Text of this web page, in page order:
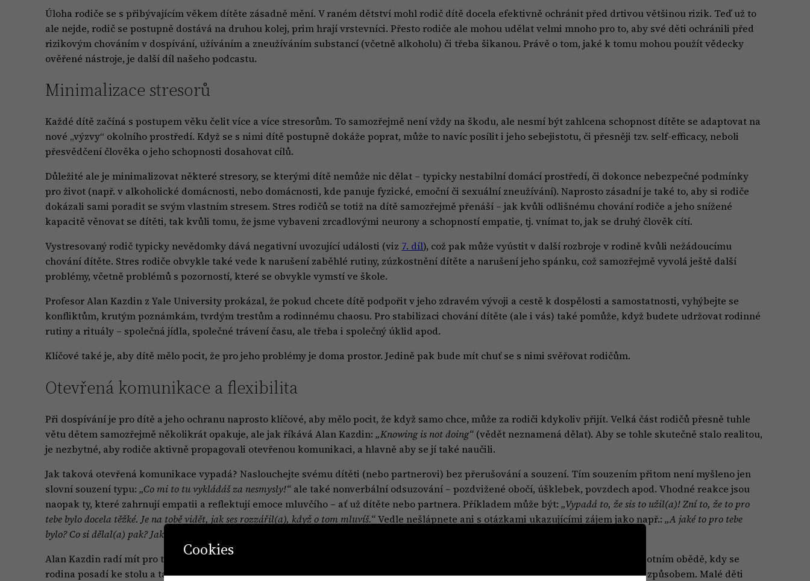
Úloha rodiče se s přibývajícím věkem dítěte zásadně mění. V raném dětství mohl rodič dítě docela efektivně ochránit před drtivou většinou rizik. Teď už to
ale nejde, rodič se postupně dostává na druhou kolej, prim hrají vrstevníci. Přesto rodiče ale mohou udělat velmi mnoho pro to, aby své děti ochránili před
rizikovým chováním v dospívání, užíváním a zneužíváním substancí (včetně alkoholu) či třeba šikanou. Právě o tom, jaké k tomu mohou použít vědecky
ověřené nástroje, je další díl našeho podcastu.
Minimalizace stresorů
Každé dítě začíná s postupem věku čelit více a více stresorům. To samozřejmě není vždy na škodu, ale nesmí být zahlcena schopnost dítěte se adaptovat na
nové „výzvy“ okolního prostředí. Když se s nimi dítě postupně dokáže poprat, může to navíc posílit i jeho sebejistotu, či přesněji tzv. self-efficacy, neboli
přesvědčení člověka o jeho schopnosti dosahovat cílů.
Důležité ale je minimalizovat některé stresory, se kterými dítě nemůže nic dělat – typicky nestabilní domácí prostředí, či dokonce nebezpečné podmínky
pro život (např. v alkoholické domácnosti, nebo domácnosti, kde panuje fyzické, emoční či sexuální zneužívání). Naprosto zásadní je také to, aby si rodiče
dokázali sami poradit se svým vlastním stresem. Stres rodičů se totiž na dítě samozřejmě přenáší – jak kvůli odlišnému chování rodiče a jeho snížené
kapacitě věnovat se dítěti, tak kvůli tomu, že jsme vybaveni zrcadlovými neurony a schopností empatie, tj. vnímat to, jak se druhý člověk cítí.
Vystresovaný rodič typicky nevědomky dává negativní uvozující události (viz 7. díl), což pak může vyústit v další rozbroje v rodině kvůli nežádoucímu
chování dítěte. Stres rodiče obvykle také vede k narušení zaběhlé rutiny, zúzkostnění dítěte a narušení jeho spánku, což samozřejmě vyvolá ještě další
problémy, včetně problémů s pozorností, které se obvykle vymstí ve škole.
Profesor Alan Kazdin z Yale University prokázal, že pokud chcete dítě podpořit v jeho zdravém vývoji a cestě k dospělosti a samostatnosti, vyhýbejte se
konfliktům, krutým poznámkám, tvrdým trestům a rodinnému chaosu. Pro stabilizaci chování dítěte (ale i vás) také pomůže, když budete udržovat rodinné
rutiny a rituály – společná jídla, společné trávení času, ale třeba i společný úklid apod.
Klíčové také je, aby dítě mělo pocit, že pro jeho problémy je doma prostor. Jedině pak bude mít chuť se s nimi svěřovat rodičům.
Otevřená komunikace a flexibilita
Při dospívání je pro dítě a jeho ochranu naprosto klíčové, aby mělo pocit, že když samo chce, může za rodiči kdykoliv přijít. Velká část rodičů přesně tuhle
větu dětem samozřejmě několikrát opakuje, ale jak říkává Alan Kazdin:„Knowing is not doing“ (vědět neznamená dělat). Aby se tohle skutečně stalo realitou,
je nezbytné, aby rodiče aktivně propagovali otevřenou komunikaci, a hlavně aby se jí také naučili.
Jak taková otevřená komunikace vypadá? Naslouchejte svému dítěti (nebo partnerovi) bez přerušování a souzení. Tím souzením přitom není myšleno jen
slovní souzení typu:„Co mi to tu vykládáš za nesmysly!“ ale také nonverbální odsuzování – pozdvižené obočí, úšklebek, povzdech apod. Vhodné reakce jsou
naopak ty, které zahrnují empatii a reflektují emoce mluvčího – ať už dítěte nebo partnera. Příkladem může být:„Vypadá to, že sis to užil(a)! Zní to, že to pro
tebe bylo docela těžké. Je na tobě vidět, jak ses rozzářil(a), když o tom mluvíš.“Vedle nešlápnete ani s otázkami ukazujícími zájem jako např.:„A jaké to pro tebe
bylo? Co si dělal(a) pak? Jak ses u toho cítil(a)?“
Alan Kazdin radí mít pro takovouto otevřenou komunikaci v rámci rodiny vymezený pravidelný prostor. Třeba jednu hodinu po sobotním obědě, kdy se
rodina posadí ke stolu a tam si může povídat. Každý může říct to svoje a všichni k tomu, co mluví, přistupují stejným respektujícím způsobem. Malé děti
Cookies